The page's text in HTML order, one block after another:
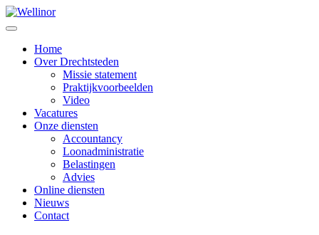
Home
Over Drechtsteden
Missie statement
Praktijkvoorbeelden
Video
Vacatures
Onze diensten
Accountancy
Loonadministratie
Belastingen
Advies
Online diensten
Nieuws
Contact